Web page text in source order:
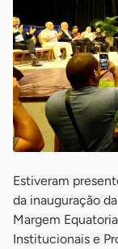
Estiveram
da inauguração
Margem
Institucionais e